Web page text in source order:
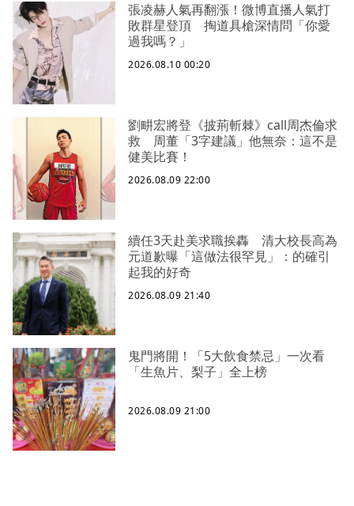
張凌赫人氣再翻漲！微博直播人氣打
敗群星登頂 掏道具槍深情問「你愛
過我嗎？」
2026.08.10 00:20
劉畊宏將登《披荊斬棘》call周杰倫求
救 周董「3字建議」他無奈：這不是
健美比賽！
2026.08.09 22:00
續任3天赴美求職挨轟 清大校長高為
元道歉曝「這做法很罕見」：的確引
起我的好奇
2026.08.09 21:40
鬼門將開！「5大飲食禁忌」一次看
「生魚片、梨子」全上榜
2026.08.09 21:00